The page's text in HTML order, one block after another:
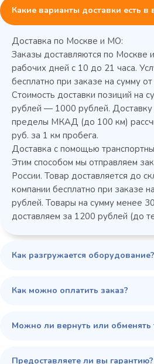
Колода разрубочная
45 900 ₽
Какие варианты доставки есть
Доставка по Москве и МО:
Заказы доставляются по Москве
рабочих дней с 10 до 21 часа.
бесплатно при заказе на сумму
Стоимость доставки позиций на
рублей — 1000 рублей.
пределы МКАД (до 100 км)
руб. за 1 км пробега.
Доставка с помощью
Этим способом мы отправляем
России. Товар доставляется до
компании бесплатно при заказе
рублей. Товары на сумму менее
доставляем за 1200 рублей (до
Как разгружается оборудование?
Как можно оплатить заказ?
Можно ли вернуть или обменять
Предоставляете ли вы гарантию?